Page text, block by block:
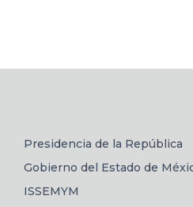
Presidencia de la República
Gobierno del Estado de
ISSEMYM